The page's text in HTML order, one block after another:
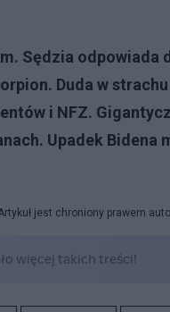
Sędzia odpowiada
Duda w strachu
i NFZ.
Upadek Bidena
jest chroniony prawem